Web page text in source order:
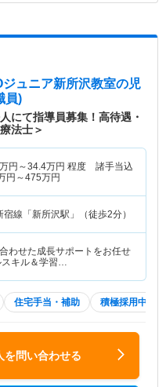
ュニア新所沢教室の児
員)
にて指導員募集！高待遇・
法士＞
万円～34.4万円 程度 諸手当込
円～475万円
宿線「新所沢駅」（徒歩2分）
わせた成長サポートをお任せ
スキル＆学習…
住宅手当・補助 積極採用中
を問い合わせる